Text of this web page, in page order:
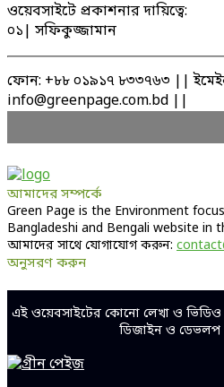
ওয়েবসাইটে প্রকাশনার দায়িত্বে:
০১| সফিকুজ্জামান
ফোন: +৮৮ ০১৯১৭ ৮৩৩৭৬৩ ||
info@greenpage.com.bd ||
আমাদের সম্পর্কে
Green Page is the Environment
Bangladeshi and Bengali website in
আমাদের সাথে যোগাযোগ করুন:
অনুসরণ করুন
এই ওয়েবসাইটের কোনো লেখা ও ভিডিও
ডিজাইন ও ডেভলপ